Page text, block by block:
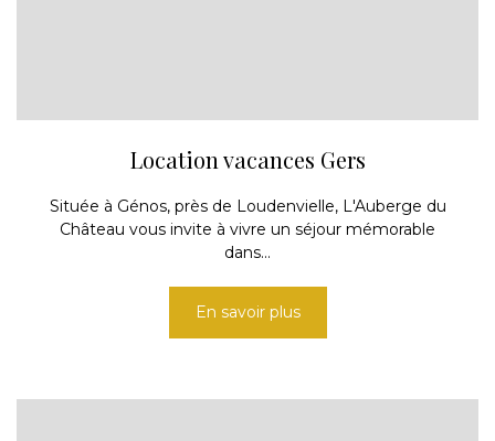
Location vacances Gers
Située à Génos, près de Loudenvielle, L'Auberge du
Château vous invite à vivre un séjour mémorable
dans...
En savoir plus